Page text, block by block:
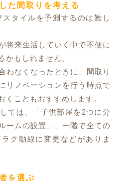
た間取りを考える
タイルを予測するのは難し
将来生活していく中で不便に
かもしれません。
わなくなったときに、間取り
リノベーションを行う時点で
くこともおすすめします。
ては、「子供部屋を2つに分
ームの設置」、一階で全ての
ク動線に変更などがありま
を選ぶ